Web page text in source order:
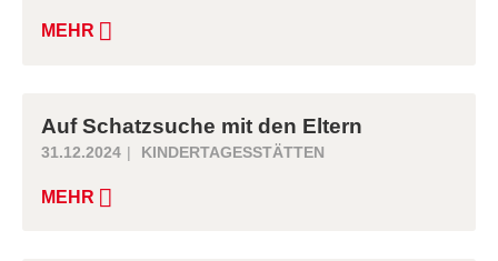
MEHR
Auf Schatzsuche mit den Eltern
31.12.2024 KINDERTAGESSTÄTTEN
MEHR